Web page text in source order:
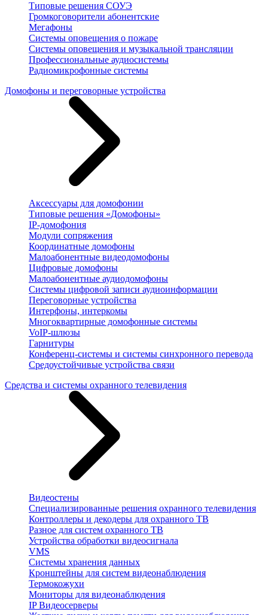
Типовые решения СОУЭ
Громкоговорители абонентские
Мегафоны
Системы оповещения о пожаре
Системы оповещения и музыкальной трансляции
Профессиональные аудиосистемы
Радиомикрофонные системы
Домофоны и переговорные устройства
Аксессуары для домофонии
Типовые решения «Домофоны»
IP-домофония
Модули сопряжения
Координатные домофоны
Малоабонентные видеодомофоны
Цифровые домофоны
Малоабонентные аудиодомофоны
Системы цифровой записи аудиоинформации
Переговорные устройства
Интерфоны, интеркомы
Многоквартирные домофонные системы
VoIP-шлюзы
Гарнитуры
Конференц-системы и системы синхронного перевода
Средоустойчивые устройства связи
Средства и системы охранного телевидения
Видеостены
Специализированные решения охранного телевидения
Контроллеры и декодеры для охранного ТВ
Разное для систем охранного ТВ
Устройства обработки видеосигнала
VMS
Системы хранения данных
Кронштейны для систем видеонаблюдения
Термокожухи
Мониторы для видеонаблюдения
IP Видеосерверы